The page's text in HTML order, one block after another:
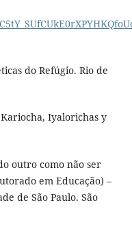
do Refúgio. Rio de
Kariocha, Iyalorichas y
outro como não ser
em Educação) –
de São Paulo. São